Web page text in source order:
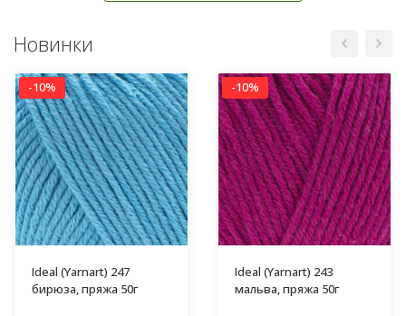
Новинки
-10%
Ideal (Yarnart) 247
бирюза, пряжа 50г
-10%
Ideal (Yarnart) 243
мальва, пряжа 50г